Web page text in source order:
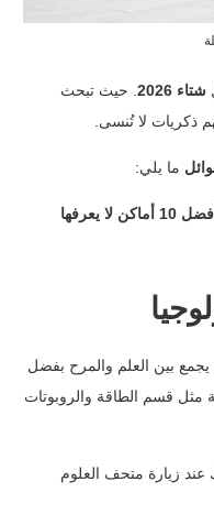
شتاء 2026
. حيث تبحث
ذكريات لا تُنسى.
ما يلي:
أماكن سياحية في أوسلو: أفضل 10 أماكن لا يعرفها
يجمع بين العلم والمرح بفضل
مثل قسم الطاقة والروبوتات
زيارة متحف العلوم